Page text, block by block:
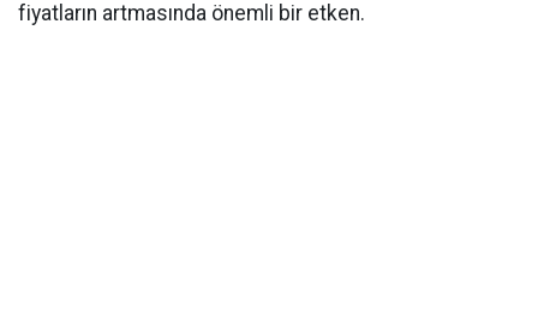
fiyatların artmasında önemli bir etken.